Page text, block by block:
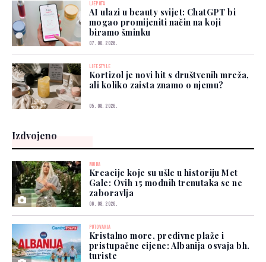
LJEPOTA
AI ulazi u beauty svijet: ChatGPT bi
mogao promijeniti način na koji
biramo šminku
07. 08. 2026.
LIFESTYLE
Kortizol je novi hit s društvenih mreža,
ali koliko zaista znamo o njemu?
05. 08. 2026.
Izdvojeno
MODA
Kreacije koje su ušle u historiju Met
Gale: Ovih 15 modnih trenutaka se ne
zaboravlja
06. 08. 2026.
PUTOVANJA
Kristalno more, predivne plaže i
pristupačne cijene: Albanija osvaja bh.
turiste